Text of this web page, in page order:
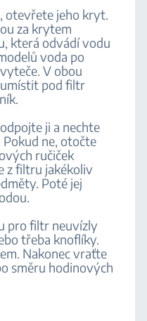
otevřete jeho kryt.
za krytem
která odvádí vodu
voda po
V obou
pod filtr
ji a nechte
ne, otočte
ručiček
z filtru jakékoliv
Poté jej
pro filtr neuvízly
třeba knoflíky.
Nakonec vraťte
směru hodinových